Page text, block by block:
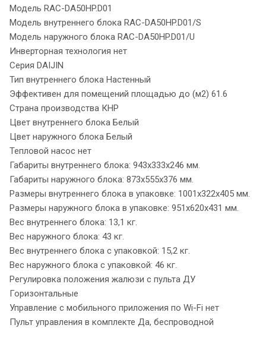
Модель RAC-DA50HP.D01
Модель внутреннего блока RAC-DA50HP.D01/S
Модель наружного блока RAC-DA50HP.D01/U
Инверторная технология нет
Серия DAIJIN
Тип внутреннего блока Настенный
Эффективен для помещений площадью до (м2) 61.6
Страна производства КНР
Цвет внутреннего блока Белый
Цвет наружного блока Белый
Тепловой насос нет
Габариты внутреннего блока: 943x333x246 мм.
Габариты наружного блока: 873x555x376 мм.
Размеры внутреннего блока в упаковке: 1001x322x405 мм.
Размеры наружного блока в упаковке: 951x620x431 мм.
Вес внутреннего блока: 13,1 кг.
Вес наружного блока: 43 кг.
Вес внутреннего блока с упаковкой: 15,2 кг.
Вес наружного блока с упаковкой: 46 кг.
Регулировка положения жалюзи с пульта ДУ
Горизонтальные
Управление c мобильного приложения по Wi-Fi нет
Пульт управления в комплекте Да, беспроводной